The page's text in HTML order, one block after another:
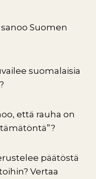
Suomen
suomalaisia
että rauha on
päätöstä
Vertaa